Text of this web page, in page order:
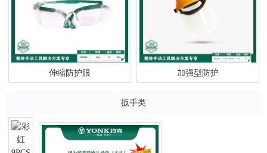
伸缩防护眼 加强型防护
扳手类